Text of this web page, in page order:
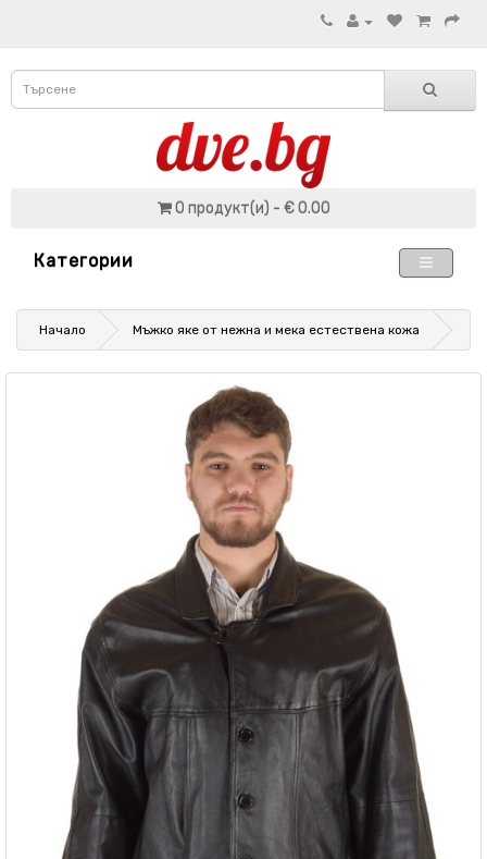
0 продукт(и) - € 0.00
Категории
Начало Мъжко яке от нежна и мека естествена кожа